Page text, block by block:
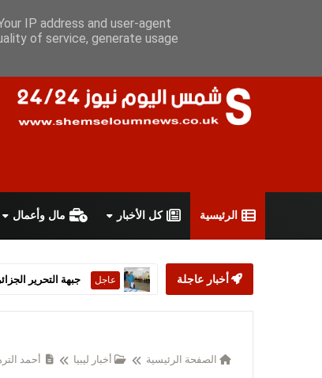
سياسة الخصوصية اتفاقية
الرئيسية كل الأخبار مال وأعمال
أخبار عاجلة عاجل ستارمر يعلن
الصفحة الرئيسية أخبار ليبيا أحمد
IP address and user-agent
of service, generate usage